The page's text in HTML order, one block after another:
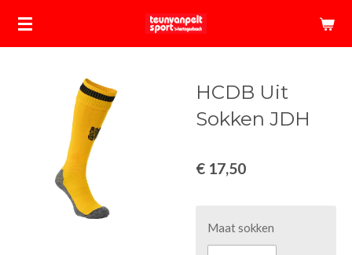
Ga
hoofdinhoud
HCDB Uit
Sokken JDH
€ 17,50
Maat sokken